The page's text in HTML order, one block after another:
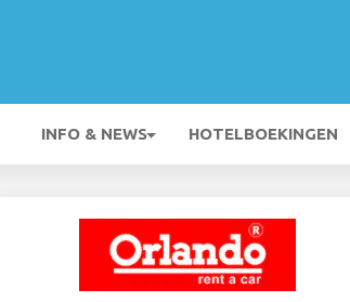
INFO & NEWS HOTELBOEKINGEN